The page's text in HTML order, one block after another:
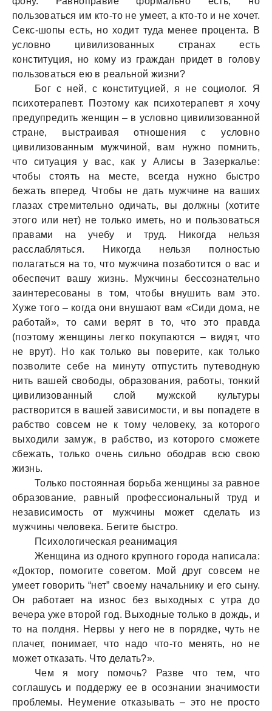
пользоваться им кто-то не умеет, а кто-то и не хочет.
Секс-шопы есть, но ходит туда менее процента. В
условно цивилизованных странах есть
конституция, но кому из граждан придет в голову
пользоваться ею в реальной жизни?
Бог с ней, с конституцией, я не социолог. Я
психотерапевт. Поэтому как психотерапевт я хочу
предупредить женщин – в условно цивилизованной
стране, выстраивая отношения с условно
цивилизованным мужчиной, вам нужно помнить,
что ситуация у вас, как у Алисы в Зазеркалье:
чтобы стоять на месте, всегда нужно быстро
бежать вперед. Чтобы не дать мужчине на ваших
глазах стремительно одичать, вы должны (хотите
этого или нет) не только иметь, но и пользоваться
правами на учебу и труд. Никогда нельзя
расслабляться. Никогда нельзя полностью
полагаться на то, что мужчина позаботится о вас и
обеспечит вашу жизнь. Мужчины бессознательно
заинтересованы в том, чтобы внушить вам это.
Хуже того – когда они внушают вам «Сиди дома, не
работай», то сами верят в то, что это правда
(поэтому женщины легко покупаются – видят, что
не врут). Но как только вы поверите, как только
позволите себе на минуту отпустить путеводную
нить вашей свободы, образования, работы, тонкий
цивилизованный слой мужской культуры
растворится в вашей зависимости, и вы попадете в
рабство совсем не к тому человеку, за которого
выходили замуж, в рабство, из которого сможете
сбежать, только очень сильно ободрав всю свою
жизнь.
Только постоянная борьба женщины за равное
образование, равный профессиональный труд и
независимость от мужчины может сделать из
мужчины человека. Бегите быстро.
Психологическая реанимация
Женщина из одного крупного города написала:
«Доктор, помогите советом. Мой друг совсем не
умеет говорить “нет” своему начальнику и его сыну.
Он работает на износ без выходных с утра до
вечера уже второй год. Выходные только в дождь, и
то на полдня. Нервы у него не в порядке, чуть не
плачет, понимает, что надо что-то менять, но не
может отказать. Что делать?».
Чем я могу помочь? Разве что тем, что
соглашусь и поддержу ее в осознании значимости
проблемы. Неумение отказывать – это не просто